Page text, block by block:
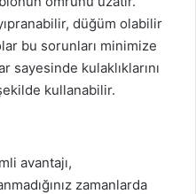
düğüm olabilir
bu sorunları minimize
sayesinde kulaklıklarını
kullanabilir.
avantajı,
zamanlarda